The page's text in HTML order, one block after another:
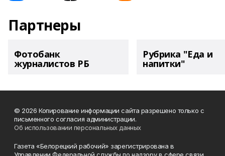
Партнеры
Фотобанк
журналистов РБ
Рубрика "Еда и
напитки"
© 2026 Копирование информации сайта разрешено только с
письменного согласия администрации.
Об использовании персональных данных
Газета «Белорецкий рабочий» зарегистрирована в